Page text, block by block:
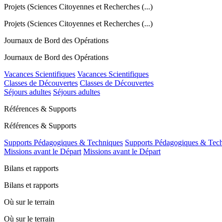
Projets (Sciences Citoyennes et Recherches (...)
Projets (Sciences Citoyennes et Recherches (...)
Journaux de Bord des Opérations
Journaux de Bord des Opérations
Vacances Scientifiques Vacances Scientifiques
Classes de Découvertes Classes de Découvertes
Séjours adultes Séjours adultes
Références & Supports
Références & Supports
Supports Pédagogiques & Techniques Supports Pédagogiques &
Missions avant le Départ Missions avant le Départ
Bilans et rapports
Bilans et rapports
Où sur le terrain
Où sur le terrain